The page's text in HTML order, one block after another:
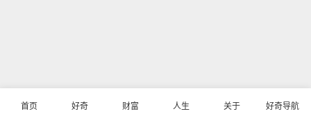
首页 好奇 财富 人生 关于 好奇导航